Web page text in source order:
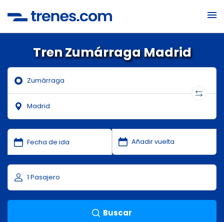
Tren Zumárraga Madrid
Buscar